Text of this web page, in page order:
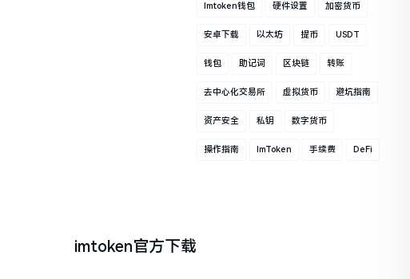
Imtoken钱包 硬件设置 加密货币
安卓下载 以太坊 提币 USDT
钱包 助记词 区块链 转账
去中心化交易所 虚拟货币 避坑指南
资产安全 私钥 数字货币
操作指南 ImToken 手续费 DeFi
imtoken官方下载